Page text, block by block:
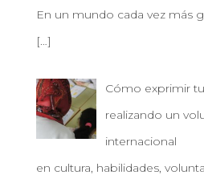
En un mundo cada vez más
[…]
Cómo exprimir
realizando un
internacional
en cultura, habilidades,